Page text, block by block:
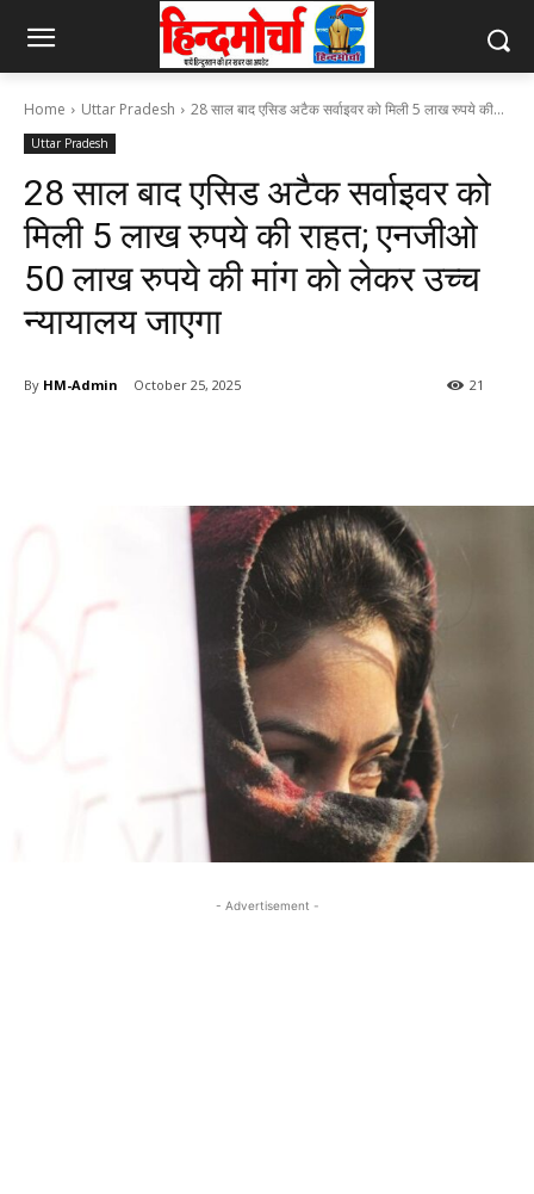
Home Uttar Pradesh 28 साल बाद एसिड अटैक सर्वाइवर को मिली 5 लाख रुपये की...
Uttar Pradesh
28 साल बाद एसिड अटैक सर्वाइवर को
मिली 5 लाख रुपये की राहत; एनजीओ
50 लाख रुपये की मांग को लेकर उच्च
न्यायालय जाएगा
By HM-Admin October 25, 2025 21
- Advertisement -